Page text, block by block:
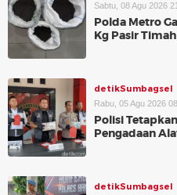
Sabtu, 08 Agu 2026
Polda Metro
Kg Pasir
detikSumbagsel
Rabu, 05 Agu 2026
Polisi
Pengadaan
detikSumbagsel